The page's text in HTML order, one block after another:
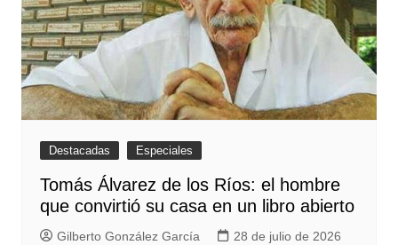
Destacadas Especiales
Tomás Álvarez de los Ríos: el hombre
que convirtió su casa en un libro abierto
Gilberto González García 28 de julio de 2026